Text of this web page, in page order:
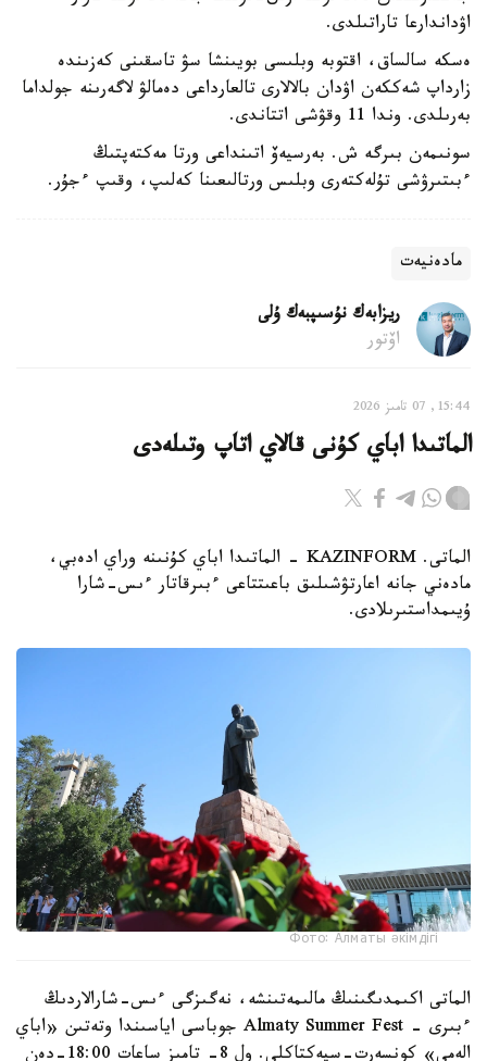
اۋداندارعا تاراتىلدى.
ەسكە سالساق، اقتوبە وبلىسى بويىنشا سۋ تاسقىنى كەزىندە
زارداپ شەككەن اۋدان بالالارى تالعارداعى دەمالۋ لاگەرىنە جولداما
بەرىلدى. وندا 11 وقۋشى اتتاندى.
سونىمەن بىرگە ش. بەرسيەۆ اتىنداعى ورتا مەكتەپتىڭ
ءبىتىرۋشى تۇلەكتەرى وبلىس ورتالىعىنا كەلىپ، وقىپ ءجۇر.
مادەنيەت
ريزابەك نۇسىپبەك ۇلى
اۆتور
15:44, 07 تامىز 2026
الماتىدا اباي كۇنى قالاي اتاپ وتىلەدى
الماتى. KAZINFORM - الماتىدا اباي كۇنىنە وراي ادەبي،
مادەني جانە اعارتۋشىلىق باعىتتاعى ءبىرقاتار ءىس-شارا
ۇيىمداستىرىلادى.
Фото: Алматы әкімдігі
الماتى اكىمدىگىنىڭ مالىمەتىنشە، نەگىزگى ءىس-شارالاردىڭ
ءبىرى - Almaty Summer Fest جوباسى اياسىندا وتەتىن «اباي